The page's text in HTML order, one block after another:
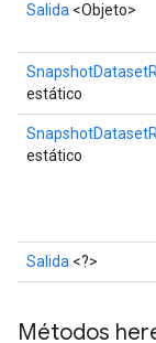
Salida <Objeto>
estático
estático
Salida <?>
Métodos